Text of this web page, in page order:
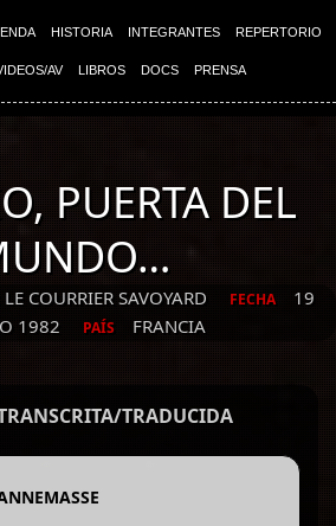
HISTORIA INTEGRANTES REPERTORIO
AV LIBROS DOCS PRENSA
PUERTA DEL
COURRIER SAVOYARD FECHA
19
1982
PAÍS FRANCIA
TRADUCIDA